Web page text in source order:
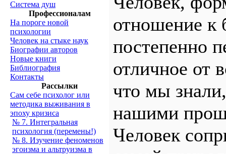
Система душ
Профессионалам
На пороге новой
психологии
Человек на стыке наук
Биографии авторов
Новые книги
Библиография
Контакты
Рассылки
Сам себе психолог или
методика выживания в
эпоху кризиса
№ 7. Интегральная
психология (перемены!)
№ 8. Изучение феноменов
эгоизма и альтруизма в
отношение к
постепенно
отличное от
что мы
нашими
Человек